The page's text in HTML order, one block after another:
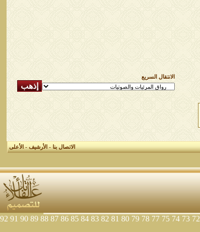
الانتقال السريع
الاتصال بنا-الأرشيف-الأعلى
72
73
74
75
77
78
79
80
81
82
83
84
85
86
87
88
89
90
91
92